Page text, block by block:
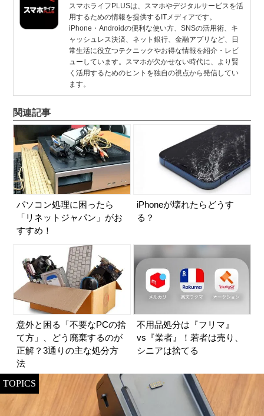
スマホライフPLUSは、スマホやデジタルサービスを活
用するための情報を提供するITメディアです。
iPhone・Androidの便利な使い方、SNSの活用術、キ
ャッシュレス決済、ネット銀行、金融アプリなど、日
常生活に役立つテクニックやお得な情報を紹介・レビ
ューしています。スマホが欠かせない時代に、より賢
く活用するためのヒントを独自の視点から発信してい
ます。
関連記事
パソコン処理に困ったら
「リネットジャパン」がお
すすめ！
iPhoneが壊れたらどうす
る？
意外と困る「不要なPCの捨
て方」、どう廃棄するのが
正解？3通りの主な処分方
法
不用品処分は『フリマ』
vs『業者』！若者は売り、
シニアは捨てる
TOPICS